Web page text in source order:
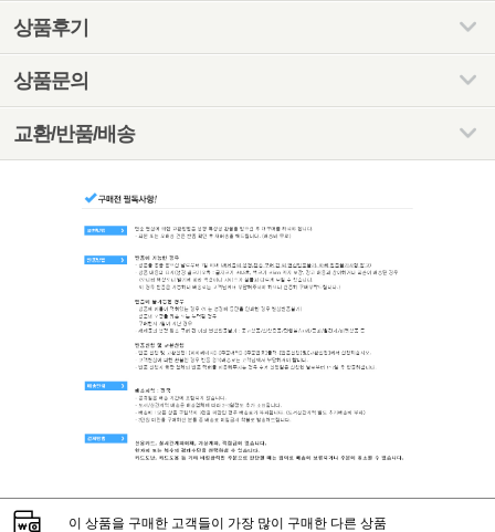
상품후기
상품문의
교환/반품/배송
이 상품을 구매한 고객들이 가장 많이 구매한 다른 상품